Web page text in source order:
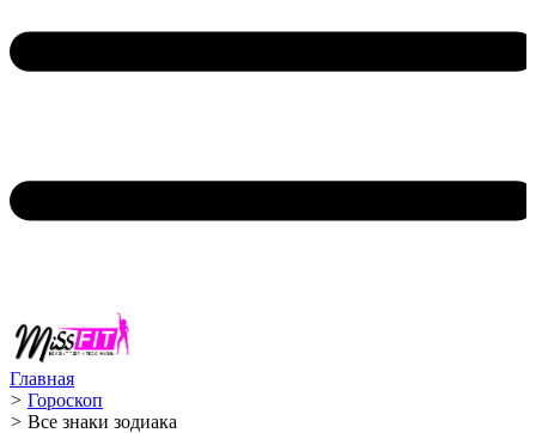
Главная
> Гороскоп
> Все знаки зодиака